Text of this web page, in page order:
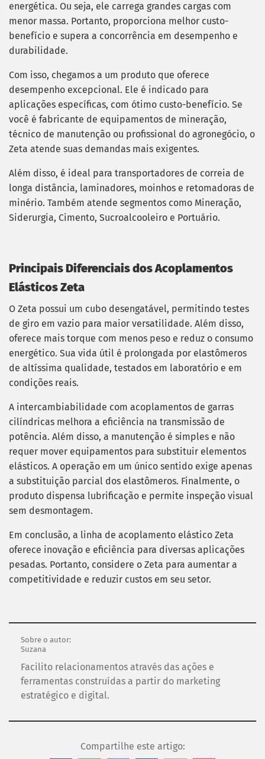
energética. Ou seja, ele carrega grandes cargas com
menor massa. Portanto, proporciona melhor custo-
benefício e supera a concorrência em desempenho e
durabilidade.
Com isso, chegamos a um produto que oferece
desempenho excepcional. Ele é indicado para
aplicações específicas, com ótimo custo-benefício. Se
você é fabricante de equipamentos de mineração,
técnico de manutenção ou profissional do agronegócio, o
Zeta atende suas demandas mais exigentes.
Além disso, é ideal para transportadores de correia de
longa distância, laminadores, moinhos e retomadoras de
minério. Também atende segmentos como Mineração,
Siderurgia, Cimento, Sucroalcooleiro e Portuário.
Principais Diferenciais dos Acoplamentos
Elásticos Zeta
O Zeta possui um cubo desengatável, permitindo testes
de giro em vazio para maior versatilidade. Além disso,
oferece mais torque com menos peso e reduz o consumo
energético. Sua vida útil é prolongada por elastômeros
de altíssima qualidade, testados em laboratório e em
condições reais.
A intercambiabilidade com acoplamentos de garras
cilíndricas melhora a eficiência na transmissão de
potência. Além disso, a manutenção é simples e não
requer mover equipamentos para substituir elementos
elásticos. A operação em um único sentido exige apenas
a substituição parcial dos elastômeros. Finalmente, o
produto dispensa lubrificação e permite inspeção visual
sem desmontagem.
Em conclusão, a linha de acoplamento elástico Zeta
oferece inovação e eficiência para diversas aplicações
pesadas. Portanto, considere o Zeta para aumentar a
competitividade e reduzir custos em seu setor.
Sobre o autor:
Suzana
Facilito relacionamentos através das ações e
ferramentas construídas a partir do marketing
estratégico e digital.
Compartilhe este artigo: